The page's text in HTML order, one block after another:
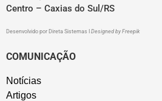
Centro – Caxias do Sul/RS
Desenvolvido por Direta Sistemas Designed by Freepik
COMUNICAÇÃO
Notícias
Artigos